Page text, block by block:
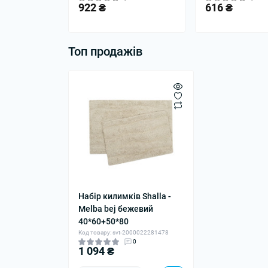
922 ₴ 616 ₴
Топ продажів
Набір килимків Shalla -
Melba bej бежевий
40*60+50*80
Код товару: svt-2000022281478
0
1 094 ₴